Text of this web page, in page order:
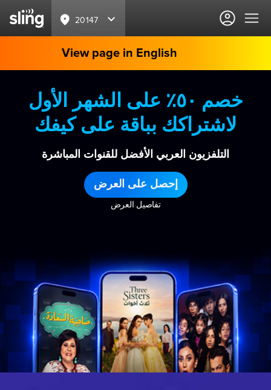
20147
View page in English
خصم ٥٠٪ على الشهر الأول
لاشتراكك بباقة على كيفك
التلفزيون العربي الأفضل للقنوات المباشرة
إحصل على العرض
تفاصيل العرض